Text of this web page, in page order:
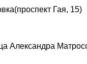
Гая, 15)
Александра